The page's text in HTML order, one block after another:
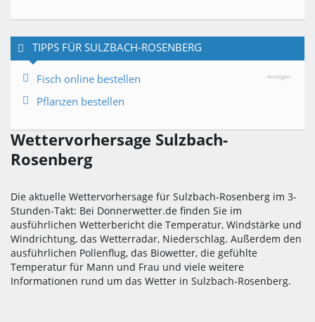
TIPPS FÜR SULZBACH-ROSENBERG
-Anzeigen-
Fisch online bestellen
Pflanzen bestellen
Wettervorhersage Sulzbach-
Rosenberg
Die aktuelle Wettervorhersage für Sulzbach-Rosenberg im 3-
Stunden-Takt: Bei Donnerwetter.de finden Sie im
ausführlichen Wetterbericht die Temperatur, Windstärke und
Windrichtung, das Wetterradar, Niederschlag. Außerdem den
ausführlichen Pollenflug, das Biowetter, die gefühlte
Temperatur für Mann und Frau und viele weitere
Informationen rund um das Wetter in Sulzbach-Rosenberg.